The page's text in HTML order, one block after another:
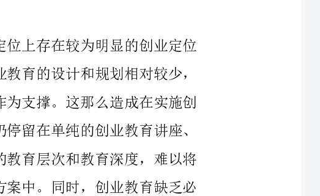
高职院校在创业课程的设置上相对较为简单，缺乏与企业的合
宣传创业知识的层面上，缺乏一定的教育层次和教育深度，难以将
创业教育真正纳入到高职人才培养方案中。同时，创业教育缺乏必